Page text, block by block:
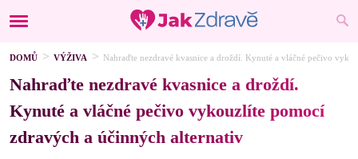
DOMŮ VÝŽIVA Nahraďte nezdravé kvasnice a droždí. Kynuté a vláčné pečivo
Nahraďte nezdravé kvasnice a droždí.
Kynuté a vláčné pečivo vykouzlíte pomocí
zdravých a účinných alternativ